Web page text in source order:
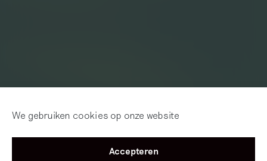
We gebruiken cookies op onze website
Accepteren